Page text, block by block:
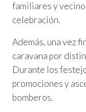
familiares y
celebración.
Además, una vez
caravana por
Durante los
promociones y
bomberos.